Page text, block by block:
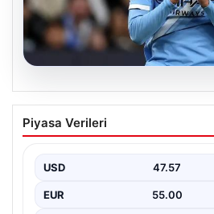
Galatasaray’da orta
Manchester City’nin
{“title”: “Galatasaray Orta Sahaya
Reijnders”}, “content”: “…
Piyasa Verileri
USD 47.57
EUR 55.00